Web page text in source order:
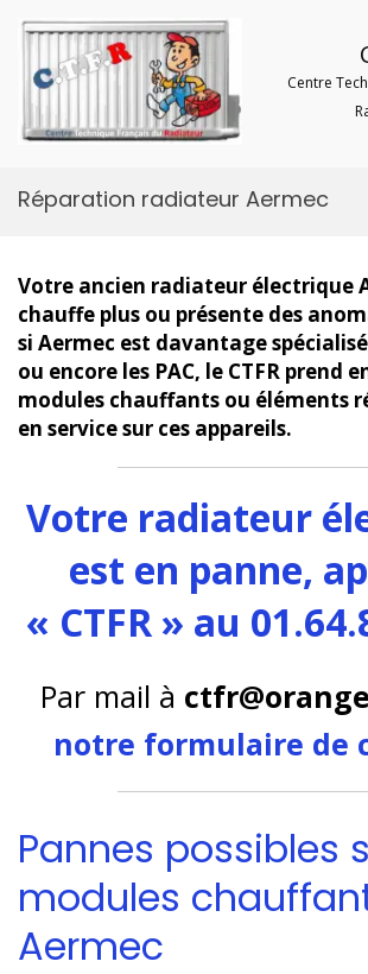
Centre
Réparation radiateur Aermec
Votre ancien radiateur électrique
chauffe plus ou présente des
si Aermec est davantage spécialisé
ou encore les PAC, le CTFR prend
modules chauffants ou éléments
en service sur ces appareils.
Votre radiateur
est en panne,
« CTFR » au
Par mail à
notre formulaire de
Pannes possibles
modules
Aermec